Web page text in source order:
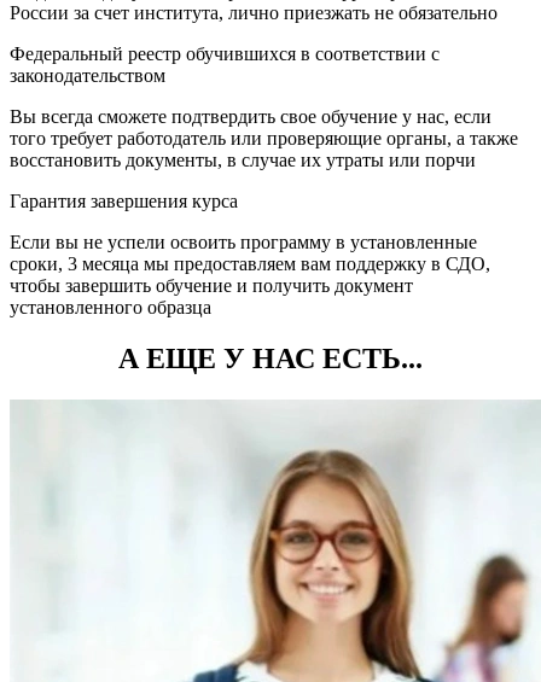
России за счет института, лично приезжать не обязательно
Федеральный реестр обучившихся в соответствии с
законодательством
Вы всегда сможете подтвердить свое обучение у нас, если
того требует работодатель или проверяющие органы, а также
восстановить документы, в случае их утраты или порчи
Гарантия завершения курса
Если вы не успели освоить программу в установленные
сроки, 3 месяца мы предоставляем вам поддержку в СДО,
чтобы завершить обучение и получить документ
установленного образца
А ЕЩЕ У НАС ЕСТЬ...